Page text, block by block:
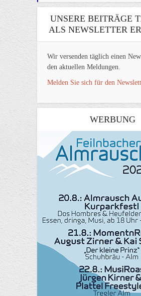
UNSERE BEITRÄGE
ALS NEWSLETTER
Wir versenden täglich einen
den aktuellen Meldungen.
Melden Sie sich für den
WERBUNG